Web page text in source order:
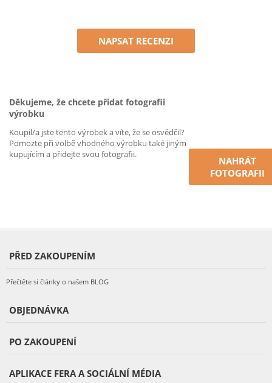
NAPSAT RECENZI
Děkujeme, že chcete přidat fotografii
výrobku
Koupil/a jste tento výrobek a víte, že se osvědčil?
Pomozte při volbě vhodného výrobku také jiným
kupujícím a přidejte svou fotografii.
NAHRÁT
FOTOGRAFII
PŘED ZAKOUPENÍM
Přečtěte si články o našem BLOG
OBJEDNÁVKA
PO ZAKOUPENÍ
APLIKACE FERA A SOCIÁLNÍ MÉDIA